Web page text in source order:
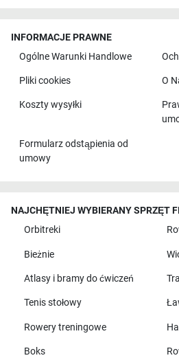
INFORMACJE PRAWNE
Ogólne Warunki Handlowe
Pliki cookies O
Koszty wysyłki
Formularz odstąpienia od
umowy
NAJCHĘTNIEJ WYBIERANY SPRZĘT
Orbitreki
Bieżnie
Atlasy i bramy do ćwiczeń
Tenis stołowy
Rowery treningowe
Boks